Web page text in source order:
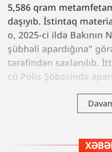
5,586 qram
daşıyıb. İstintaq
o, 2025-ci ildə Bakının
şübhəli apardığına"
tərəfindən saxlanılıb.
cü Polis Şöbəsində